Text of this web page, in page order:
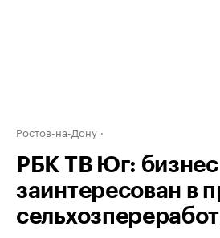
Ростов-на-Дону
РБК ТВ Юг:
заинтересован в